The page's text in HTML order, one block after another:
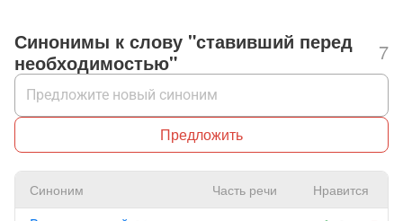
Синонимы к слову "ставивший перед
необходимостью"
7
Предложить
Синоним Часть речи Нравится